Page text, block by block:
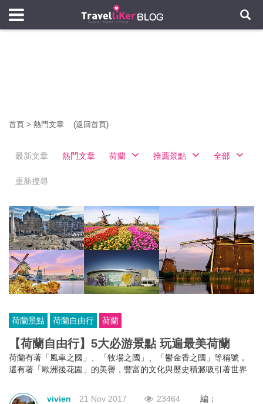
首頁 > 熱門文章 (返回首頁)
最新文章 熱門文章 荷蘭 推薦景點 全部
重新搜尋
荷蘭景點 荷蘭自由行 荷蘭
【荷蘭自由行】5大必游景點 玩遍最美荷蘭
荷蘭有著「風車之國」、「牧場之國」、「鬱金香之國」等稱號，
還有著「歐洲後花園」的美譽，豐富的文化與歷史積澱吸引著世界
家介紹荷蘭自由行必游的5大景點。
vivien 21 Nov 2017 23464
編：